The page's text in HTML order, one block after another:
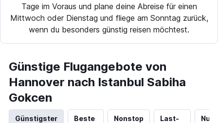
Tage im Voraus und plane deine Abreise für einen
Mittwoch oder Dienstag und fliege am Sonntag zurück,
wenn du besonders günstig reisen möchtest.
Günstige Flugangebote von
Hannover nach Istanbul Sabiha
Gokcen
Günstigster
Beste
Nonstop
Last-
Nur